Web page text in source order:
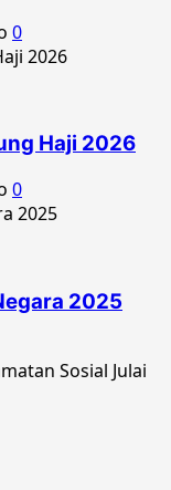
0
Haji 2026
0
2025